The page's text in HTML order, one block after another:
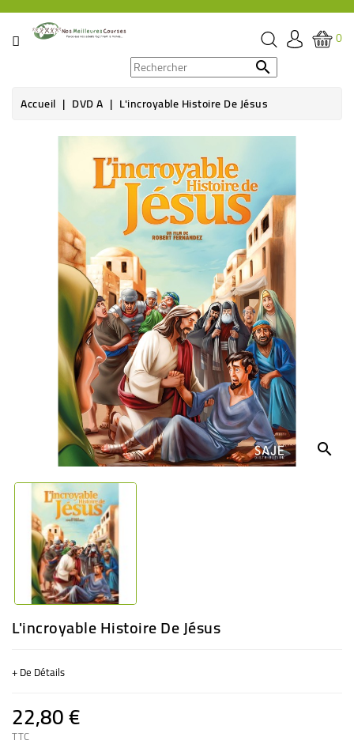
CATÉGORIE
ÉPICERIE
HYGIÈNE
CULTUREL
0

Accueil DVD A
L'incroyable Histoire De Jésus
search
L'incroyable Histoire De Jésus
+ De Détails
22,80 €
TTC